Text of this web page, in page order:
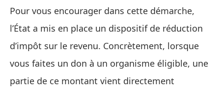
Pour vous encourager dans cette démarche,
l’État a mis en place un dispositif de réduction
d’impôt sur le revenu. Concrètement, lorsque
vous faites un don à un organisme éligible, une
partie de ce montant vient directement